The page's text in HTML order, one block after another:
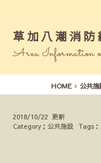
草加八潮消防
Area Information
HOME 公共施
2018/10/22 更新
Category；公共施設Tags：